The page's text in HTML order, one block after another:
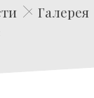
Film Agencja Aktorska
Галерея